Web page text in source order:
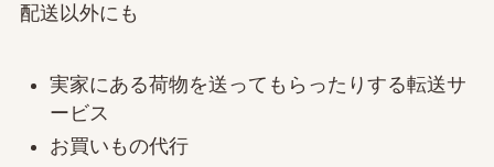
配送以外にも
実家にある荷物を送ってもらったりする転送サ
ービス
お買いもの代行